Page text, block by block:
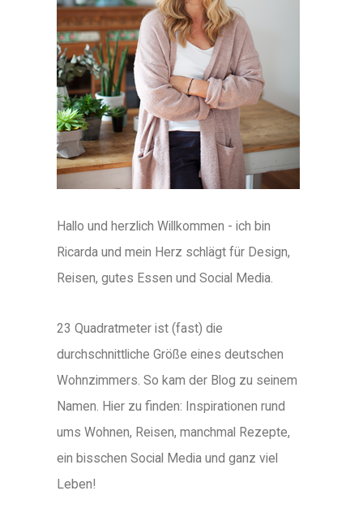
Hallo und herzlich Willkommen - ich bin
Ricarda und mein Herz schlägt für Design,
Reisen, gutes Essen und Social Media.
23 Quadratmeter ist (fast) die
durchschnittliche Größe eines deutschen
Wohnzimmers. So kam der Blog zu seinem
Namen. Hier zu finden: Inspirationen rund
ums Wohnen, Reisen, manchmal Rezepte,
ein bisschen Social Media und ganz viel
Leben!